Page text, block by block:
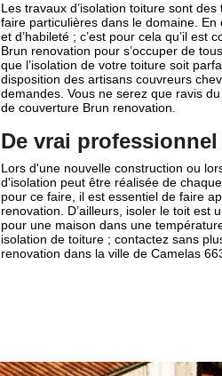
Les travaux d’isolation toiture sont
faire particulières dans le domaine.
et d’habileté ; c’est pour cela qu’il
Brun renovation pour s’occuper de
que l’isolation de votre toiture soit
disposition des artisans couvreurs
demandes. Vous ne serez que ravis
de couverture Brun renovation.
De vrai
Lors d'une nouvelle construction ou
d'isolation peut être réalisée de
pour ce faire, il est essentiel de faire
renovation. D’ailleurs, isoler le toit est
pour une maison dans une
isolation de toiture ; contactez sans
renovation dans la ville de Camelas